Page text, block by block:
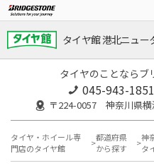
タイヤ館 港北ニュー
タイヤのことならブ
045-943-1851
〒224-0057 神奈川県横
タイヤ・ホイール専
門店のタイヤ館
都道府県
から探す
神
タ